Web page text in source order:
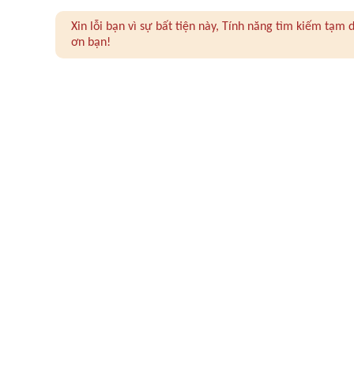
Xin lỗi bạn vì sự bất tiện này, Tính năng tìm kiếm
ơn bạn!